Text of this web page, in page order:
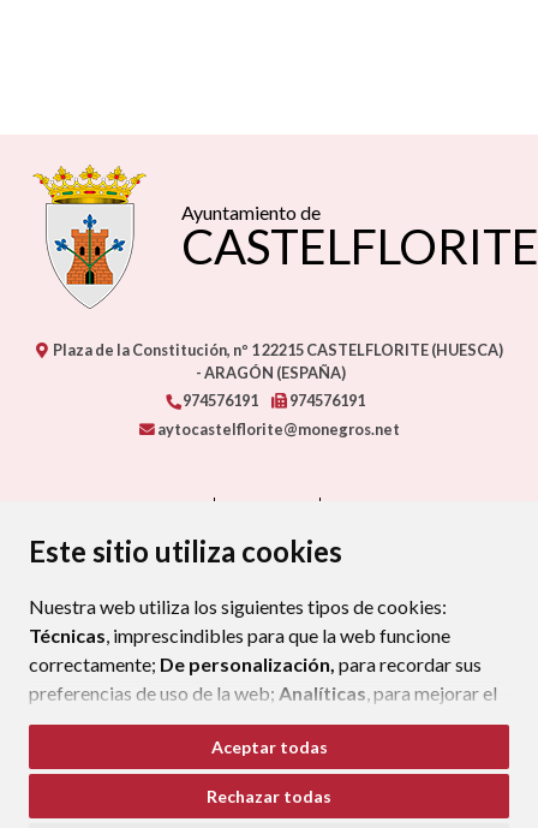
Este sitio utiliza cookies
Nuestra web utiliza los siguientes tipos de cookies:
Técnicas, imprescindibles para que la web funcione
correctamente; De personalización, para recordar sus
preferencias de uso de la web; Analíticas, para mejorar el
funcionamiento de la web y sus servicios.
Si acepta pulsando el botón“Aceptar todas”
consideramos que acepta su uso. Si pulsa el botón
Aceptar todas
Rechazar todas
Ayuntamiento de
CASTELFLORITE
Plaza de la Constitución, nº 122215 CASTELFLORITE (HUESCA)
- ARAGÓN (ESPAÑA)
974576191
974576191
aytocastelflorite@monegros.net
PROTECCIÓN DE DATOS
POLÍTICA DE COOKIES